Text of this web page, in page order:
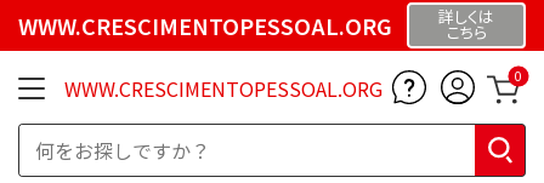
WWW.CRESCIMENTOPESSOAL.ORG 詳しくは
こちら
WWW.CRESCIMENTOPESSOAL.ORG 0